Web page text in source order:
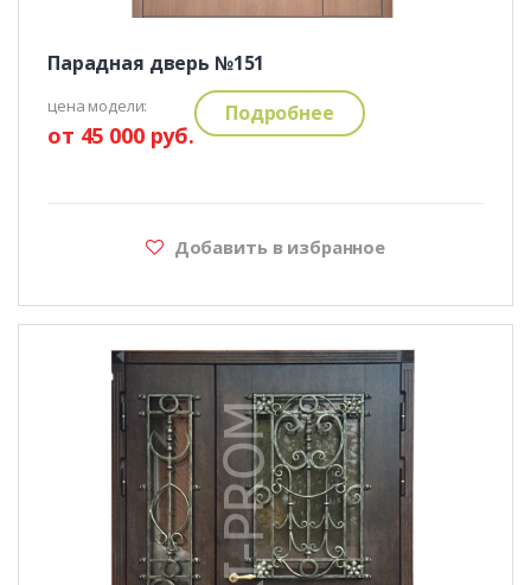
Парадная дверь №151
цена модели:
от 45 000 руб.
Подробнее
Добавить в избранное